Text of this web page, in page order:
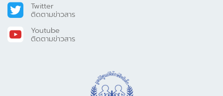
Twitter
ติดตามข่าวสาร
Youtube
ติดตามข่าวสาร